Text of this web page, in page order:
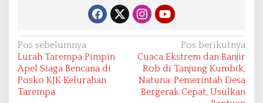
N
a
v
i
Pos sebelumnya
Lurah Tarempa Pimpin
Apel Siaga Bencana di
Posko KJK Kelurahan
Tarempa
Pos berikutnya
Cuaca Ekstrem dan Banjir
Rob di Tanjung Kumbik,
Natuna: Pemerintah Desa
Bergerak Cepat, Usulkan